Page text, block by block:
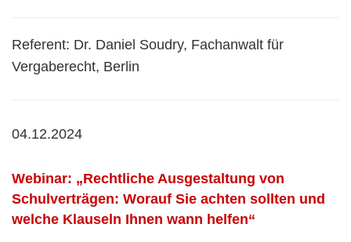
Referent: Dr. Daniel Soudry, Fachanwalt für
Vergaberecht, Berlin
04.12.2024
Webinar: „Rechtliche Ausgestaltung von
Schulverträgen: Worauf Sie achten sollten und
welche Klauseln Ihnen wann helfen“